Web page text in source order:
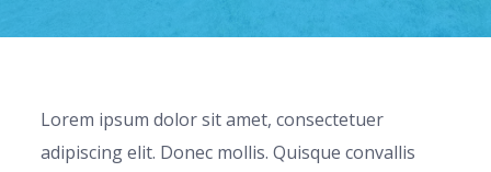
Lorem ipsum dolor sit amet, consectetuer
adipiscing elit. Donec mollis. Quisque convallis